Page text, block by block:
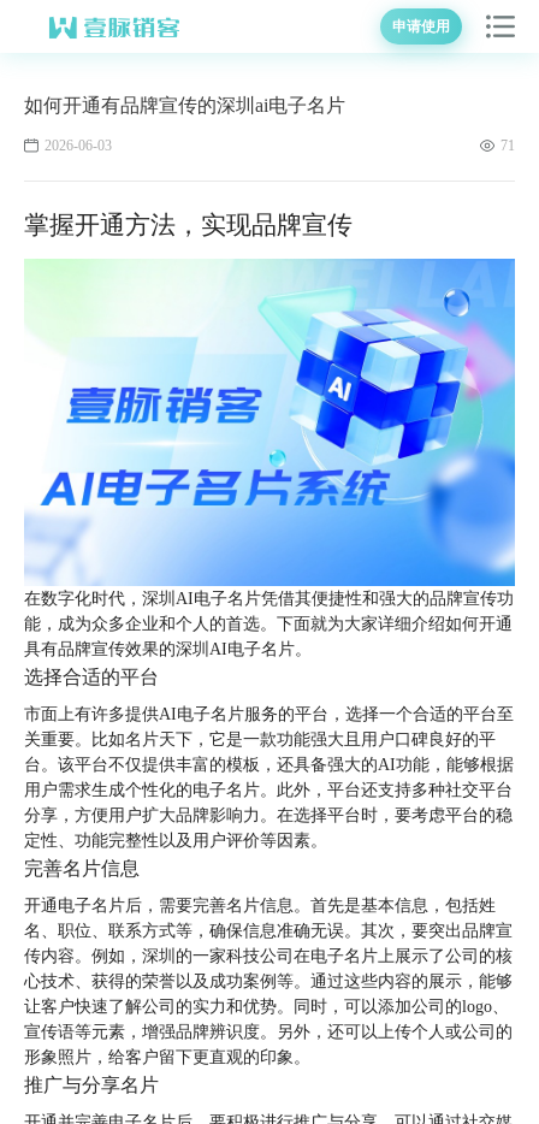
申请使用
如何开通有品牌宣传的深圳ai电子名片
2026-06-03 71
掌握开通方法，实现品牌宣传
在数字化时代，深圳AI电子名片凭借其便捷性和强大的品牌宣传功
能，成为众多企业和个人的首选。下面就为大家详细介绍如何开通
具有品牌宣传效果的深圳AI电子名片。
选择合适的平台
市面上有许多提供AI电子名片服务的平台，选择一个合适的平台至
关重要。比如名片天下，它是一款功能强大且用户口碑良好的平
台。该平台不仅提供丰富的模板，还具备强大的AI功能，能够根据
用户需求生成个性化的电子名片。此外，平台还支持多种社交平台
分享，方便用户扩大品牌影响力。在选择平台时，要考虑平台的稳
定性、功能完整性以及用户评价等因素。
完善名片信息
开通电子名片后，需要完善名片信息。首先是基本信息，包括姓
名、职位、联系方式等，确保信息准确无误。其次，要突出品牌宣
传内容。例如，深圳的一家科技公司在电子名片上展示了公司的核
心技术、获得的荣誉以及成功案例等。通过这些内容的展示，能够
让客户快速了解公司的实力和优势。同时，可以添加公司的logo、
宣传语等元素，增强品牌辨识度。另外，还可以上传个人或公司的
形象照片，给客户留下更直观的印象。
推广与分享名片